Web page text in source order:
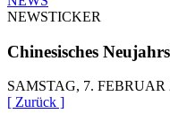
NEWSTICKER
Chinesisches
SAMSTAG, 7.
[ Zurück ]